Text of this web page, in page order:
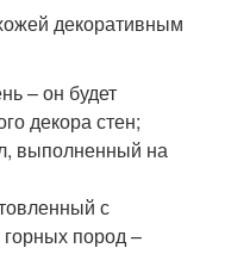
декоративным
– он будет
декора стен;
выполненный на
с
пород –